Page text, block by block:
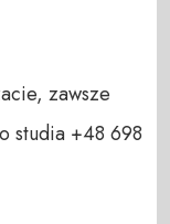
zawsze
studia +48 698